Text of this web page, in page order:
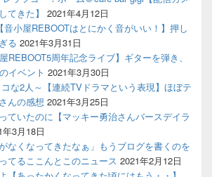
てきた】
2021年4月12日
音小屋REBOOTはとにかく音がいい！】押し
る 2021年3月31日
REBOOT5周年記念ライブ】ギターを弾き、
イベント 2021年3月30日
な2人～【連続TVドラマという表現】ほぼテ
んの感想 2021年3月25日
ていたのに【マッキー勇治さんバースデイラ
年3月18日
なくなってきたなぁ」もうブログを書くのを
てるここんとこのニュース 2021年2月12日